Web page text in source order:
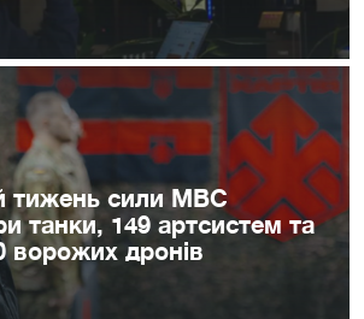
тижень сили МВС
танки, 149 артсистем та
ворожих дронів